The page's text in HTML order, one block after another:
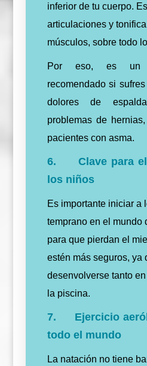
inferior de tu cuerpo.
articulaciones y
músculos, sobre todo
Por eso, es un
recomendado si
dolores de
problemas de
pacientes con asma.
6. Clave para el
los niños
Es importante iniciar a
temprano en el mundo
para que pierdan el
estén más seguros, ya
desenvolverse tanto
la piscina.
7. Ejercicio
todo el mundo
La natación no tiene